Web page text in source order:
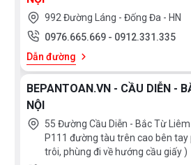
Máy rửa chén Bosch
khoang chứa lớn cho công suất
bộ đồ ăn châu Âu. Công suất rửa
bữa ăn người Việt cho gia đình 4-
Tùy chọn đa dạng 8
phục vụ nhu cầu rửa cơ bản
992 Đường Láng - Đống Đa - HN
0976.665.669 - 0912.331.335
Dẫn đường
BEPANTOAN.VN - CẦU DIỄN -
NỘI
55 Đường Cầu Diễn - Bắc Từ
P111 đường tàu trên cao bên
trôi, phùng đi về hướng cầu giấy )